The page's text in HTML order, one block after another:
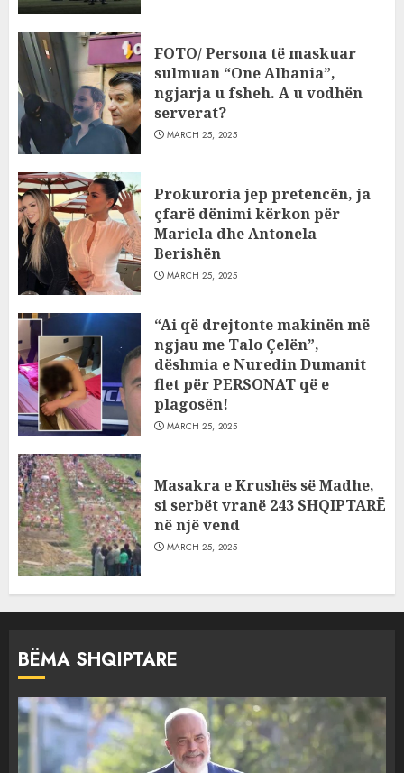
FOTO/ Persona të maskuar
sulmuan “One Albania”,
ngjarja u fsheh. A u vodhën
serverat?
MARCH 25, 2025
Prokuroria jep pretencën, ja
çfarë dënimi kërkon për
Mariela dhe Antonela
Berishën
MARCH 25, 2025
“Ai që drejtonte makinën më
ngjau me Talo Çelën”,
dëshmia e Nuredin Dumanit
flet për PERSONAT që e
plagosën!
MARCH 25, 2025
Masakra e Krushës së Madhe,
si serbët vranë 243 SHQIPTARË
në një vend
MARCH 25, 2025
BËMA SHQIPTARE